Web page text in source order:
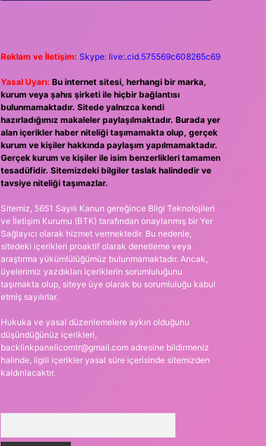
Reklam ve İletişim: Skype: live:.cid.575569c608265c69
Yasal Uyarı: Bu internet sitesi, herhangi bir marka,
kurum veya şahıs şirketi ile hiçbir bağlantısı
bulunmamaktadır. Sitede yalnızca kendi
hazırladığımız makaleler paylaşılmaktadır. Burada yer
alan içerikler haber niteliği taşımamakta olup, gerçek
kurum ve kişiler hakkında paylaşım yapılmamaktadır.
Gerçek kurum ve kişiler ile isim benzerlikleri tamamen
tesadüfidir. Sitemizdeki bilgiler taslak halindedir ve
tavsiye niteliği taşımazlar.
Sitemiz, 5651 Sayılı Kanun gereğince Bilgi Teknolojileri
ve İletişim Kurumu (BTK) tarafından onaylanmış bir Yer
Sağlayıcı olarak hizmet vermektedir. Bu nedenle,
sitedeki içerikleri proaktif olarak denetleme veya
araştırma yükümlülüğümüz bulunmamaktadır. Ancak,
üyelerimiz yazdıkları içeriklerin sorumluluğunu
taşımakta olup, siteye üye olarak bu sorumluluğu kabul
etmiş sayılırlar.
Hukuka ve yasal düzenlemelere aykırı olduğunu
düşündüğünüz içerikleri,
backlinkpanelicomtr@gmail.comadresine bildirmeniz
halinde, ilgili içerikler yasal süre içerisinde sitemizden
kaldırılacaktır.